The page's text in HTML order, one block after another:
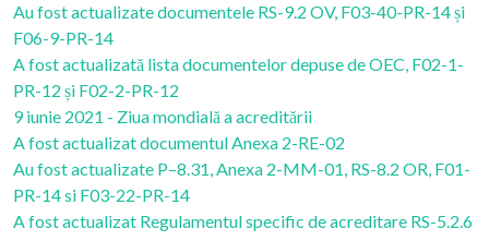
Au fost actualizate documentele RS-9.2 OV, F03-40-PR-14 și
F06-9-PR-14
A fost actualizată lista documentelor depuse de OEC, F02-1-
PR-12 și F02-2-PR-12
9 iunie 2021 - Ziua mondială a acreditării
A fost actualizat documentul Anexa 2-RE-02
Au fost actualizate P–8.31, Anexa 2-MM-01, RS-8.2 OR, F01-
PR-14 si F03-22-PR-14
A fost actualizat Regulamentul specific de acreditare RS-5.2.6